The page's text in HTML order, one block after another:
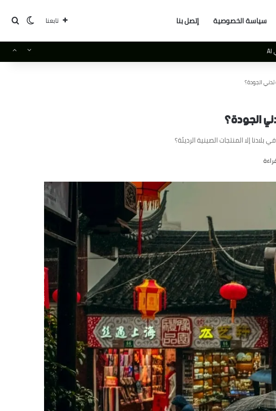
سياسة الخصوصية إتصل بنا تابعنا الوضع
الجودة؟
الجودة؟
إلا المنتجات الصينية الرديئة؟